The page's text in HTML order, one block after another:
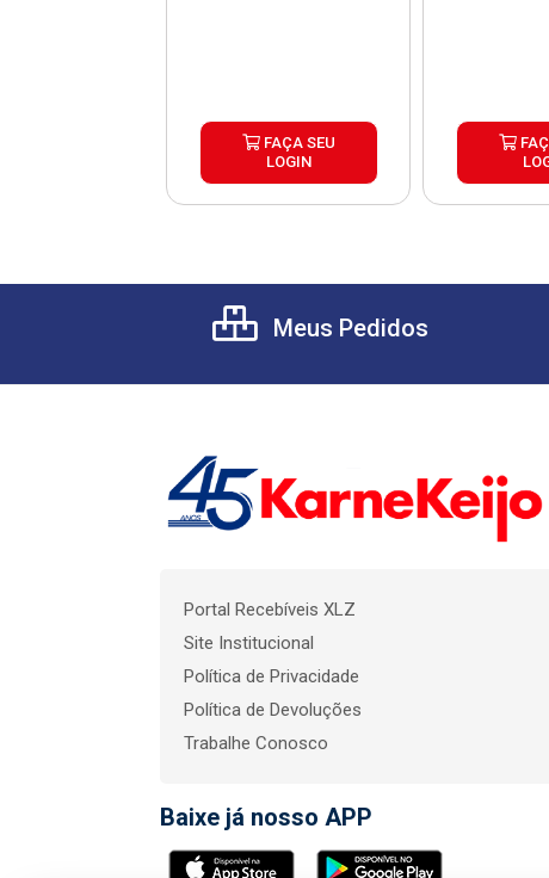
FAÇA SEU
LOGIN
Meus Pedidos
Portal Recebíveis XLZ
Site Institucional
Política de Privacidade
Política de Devoluções
Trabalhe Conosco
Baixe já nosso APP